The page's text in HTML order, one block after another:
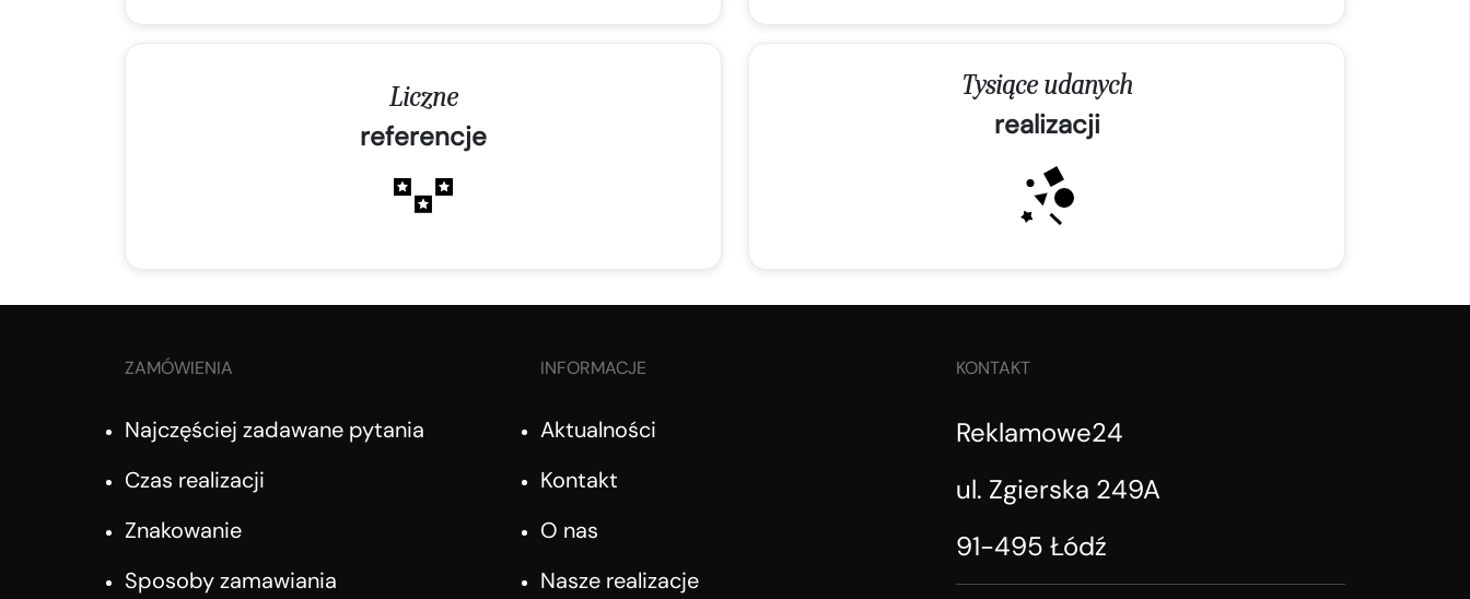
Liczne
referencje
Tysiące udanych
realizacji
ZAMÓWIENIA
Najczęściej zadawane pytania
Czas realizacji
Znakowanie
Sposoby zamawiania
INFORMACJE
Aktualności
Kontakt
O nas
Nasze realizacje
KONTAKT
Reklamowe24
ul. Zgierska 249A
91-495 Łódź